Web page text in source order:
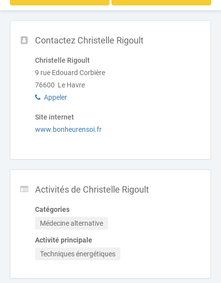
Contactez Christelle Rigoult
Christelle Rigoult
9 rue Edouard Corbière
76600 Le Havre
Appeler
Site internet
www.bonheurensoi.fr
Activités de Christelle Rigoult
Catégories
Médecine alternative
Activité principale
Techniques énergétiques